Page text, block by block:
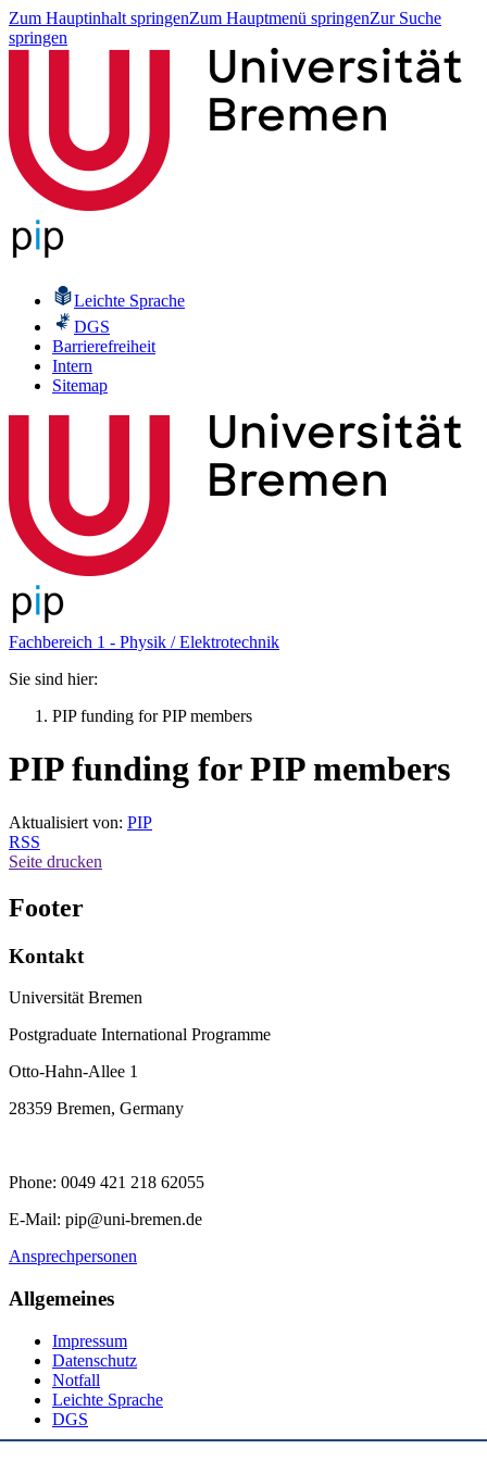
Zum Hauptinhalt springenZum Hauptmenü springenZur Suche
springen
Leichte Sprache
DGS
Barrierefreiheit
Intern
Sitemap
Fachbereich 1 - Physik / Elektrotechnik
Sie sind hier:
PIP funding for PIP members
PIP funding for PIP members
Aktualisiert von: PIP
RSS
Seite drucken
Footer
Kontakt
Universität Bremen
Postgraduate International Programme
Otto-Hahn-Allee 1
28359 Bremen, Germany
Phone: 0049 421 218 62055
E-Mail: pip@uni-bremen.de
Ansprechpersonen
Allgemeines
Impressum
Datenschutz
Notfall
Leichte Sprache
DGS